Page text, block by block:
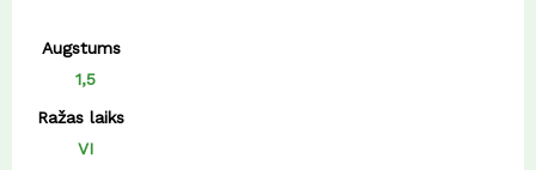
Augstums
1,5
Ražas laiks
VI